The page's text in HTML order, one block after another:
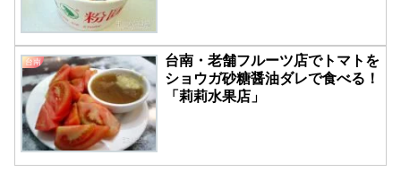
台南
台南・老舗フルーツ店でトマトを
ショウガ砂糖醤油ダレで食べる！
「莉莉水果店」